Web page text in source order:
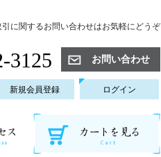
に関するお問い合わせはお気軽にどうぞ
3125 お問い合わせ
新規会員登録 ログイン